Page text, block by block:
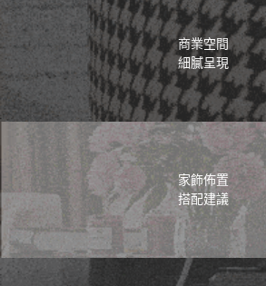
商業空間
細膩呈現
家飾佈置
搭配建議